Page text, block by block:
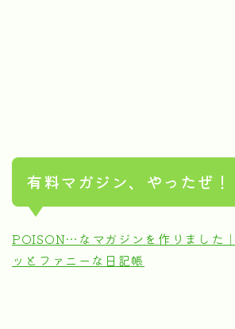
有料マガジン、やったぜ！
POISON…なマガジンを作りました
ッとファニーな日記帳